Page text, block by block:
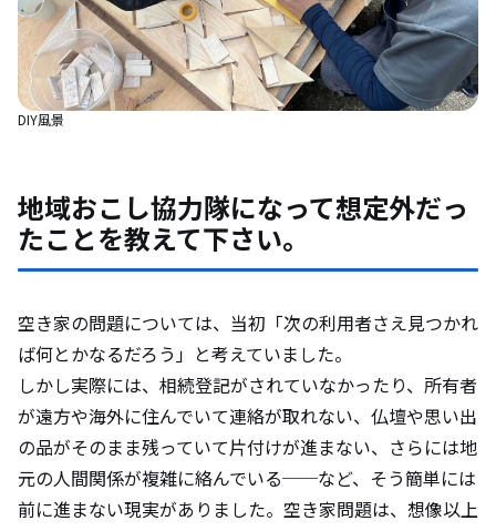
DIY風景
地域おこし協力隊になって想定外だっ
たことを教えて下さい。
空き家の問題については、当初「次の利用者さえ見つかれ
ば何とかなるだろう」と考えていました。
しかし実際には、相続登記がされていなかったり、所有者
が遠方や海外に住んでいて連絡が取れない、仏壇や思い出
の品がそのまま残っていて片付けが進まない、さらには地
元の人間関係が複雑に絡んでいる──など、そう簡単には
前に進まない現実がありました。空き家問題は、想像以上